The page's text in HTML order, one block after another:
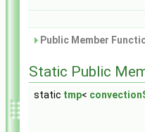
Public Member
Static Public
static tmp<